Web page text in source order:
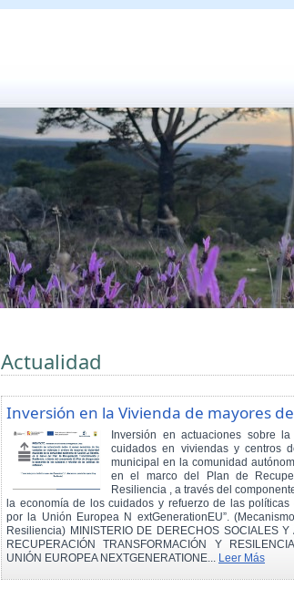
Actualidad
Inversión en la Vivienda de mayores
Inversión en actuaciones sobre
cuidados en viviendas y centros
municipal en la comunidad
en el marco del Plan de
Resiliencia , a través del
la economía de los cuidados y refuerzo de las políticas
por la Unión Europea N extGenerationEU”.
Resiliencia) MINISTERIO DE DERECHOS SOCIALES
RECUPERACIÓN TRANSFORMACIÓN Y
UNIÓN EUROPEA NEXTGENERATIONE... Leer Más